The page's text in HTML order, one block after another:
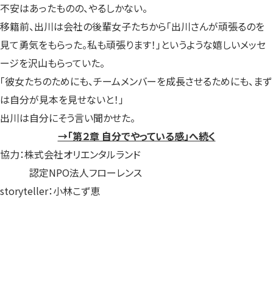
不安はあったものの、やるしかない。
移籍前、出川は会社の後輩女子たちから「出川さんが頑張るのを
見て勇気をもらった。私も頑張ります！」というような嬉しいメッセ
ージを沢山もらっていた。
「彼女たちのためにも、チームメンバーを成長させるためにも、まず
は自分が見本を見せないと！」
出川は自分にそう言い聞かせた。
→「第２章 自分でやっている感」へ続く
協力：株式会社オリエンタルランド
認定NPO法人フローレンス
storyteller：小林こず恵